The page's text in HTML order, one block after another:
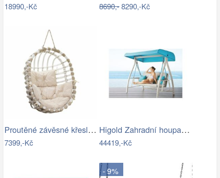
18990,-Kč 8690,-8290,-Kč
Proutěné závěsné křeslo Lena, bílý rám…
7399,-Kč
Higold Zahradní houpačka HIGOLD Nofi…
44419,-Kč
- 9%